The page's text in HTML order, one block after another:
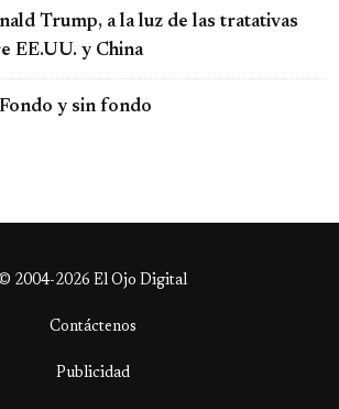
Trump, a la luz de las tratativas
EE.UU. y China
y sin fondo
2004-2026 El Ojo Digital
Contáctenos
Publicidad